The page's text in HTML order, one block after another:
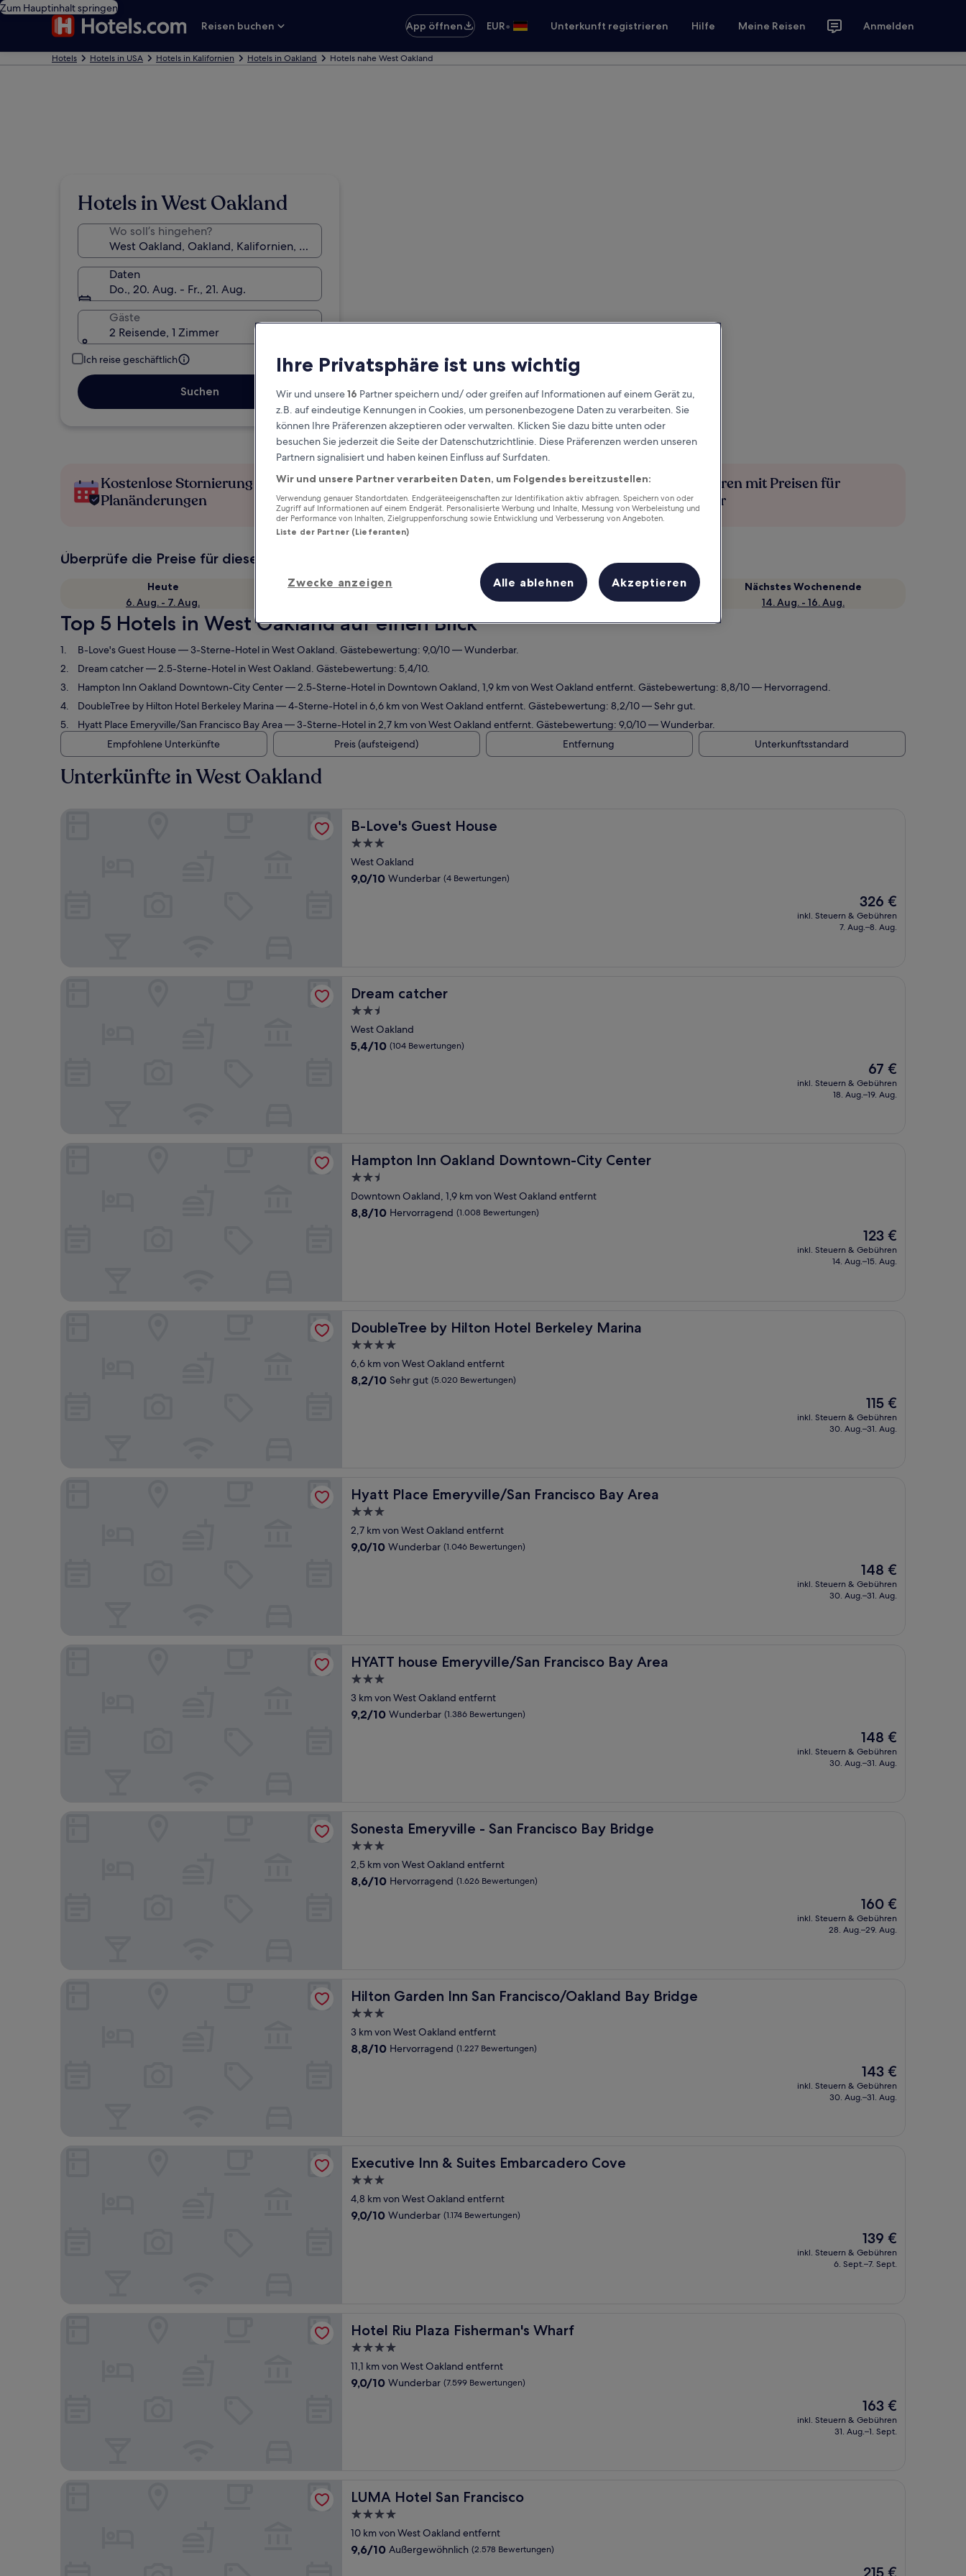
Zum Hauptinhalt springen
Reisen buchen
App öffnen EUR• Unterkunft registrieren Hilfe Meine Reisen Anmelden
Hotels Hotels in USA Hotels in Kalifornien Hotels in Oakland Hotels nahe West Oakland
Hotels in West Oakland
Wo soll’s hingehen?
Daten
Do., 20. Aug. - Fr., 21. Aug.
Gäste
2 Reisende, 1 Zimmer
Ich reise geschäftlich
Suchen
Kostenlose Stornierung bei
Planänderungen
Verdiene Prämien für jede
wahrgenommene Übernachtung
Mehr sparen mit Preisen für
Mitglieder
Überprüfe die Preise für diese Daten
Heute
6. Aug. - 7. Aug.
Morgen
Dieses Wochenende
7. Aug. - 9. Aug.
Nächstes Wochenende
14. Aug. - 16. Aug.
Top 5 Hotels in West Oakland auf einen Blick
B-Love's Guest House— 3-Sterne-Hotel in West Oakland. Gästebewertung: 9,0/10 — Wunderbar.
Dream catcher— 2.5-Sterne-Hotel in West Oakland. Gästebewertung: 5,4/10.
Hampton Inn Oakland Downtown-City Center— 2.5-Sterne-Hotel in Downtown Oakland, 1,9 km von West Oakland entfernt. Gästebewertung: 8,8/10 — Hervorragend.
DoubleTree by Hilton Hotel Berkeley Marina— 4-Sterne-Hotel in 6,6 km von West Oakland entfernt. Gästebewertung: 8,2/10 — Sehr gut.
Hyatt Place Emeryville/San Francisco Bay Area— 3-Sterne-Hotel in 2,7 km von West Oakland entfernt. Gästebewertung: 9,0/10 — Wunderbar.
Empfohlene Unterkünfte
Preis (aufsteigend) Entfernung Unterkunftsstandard
Unterkünfte in West Oakland
B-Love's Guest House
B-Love's Guest House
3.0-
Sterne-
Unterkunft
West Oakland
9.0
9,0/10 Wunderbar (4 Bewertungen)
Der
Preis
beträgt
326 €
inkl. Steuern & Gebühren
7. Aug.–8. Aug.
Dream catcher
Dream catcher
2.5-
Sterne-
Unterkunft
West Oakland
5.4
5,4/10 (104 Bewertungen)
Der
Preis
beträgt
67 €
inkl. Steuern & Gebühren
18. Aug.–19. Aug.
Dream catcher
Hampton Inn Oakland Downtown-City Center
Hampton Inn Oakland Downtown-City Center
2.5-
Sterne-
Unterkunft
Downtown Oakland, 1,9 km von West Oakland entfernt
8.8
8,8/10 Hervorragend (1.008 Bewertungen)
Der
Preis
beträgt
123 €
inkl. Steuern & Gebühren
14. Aug.–15. Aug.
DoubleTree by Hilton Hotel Berkeley Marina
DoubleTree by Hilton Hotel Berkeley Marina
4.0-
Sterne-
Unterkunft
6,6 km von West Oakland entfernt
8.2
8,2/10 Sehr gut (5.020 Bewertungen)
Der
Preis
beträgt
115 €
inkl. Steuern & Gebühren
30. Aug.–31. Aug.
DoubleTree by Hilton Hotel Berkeley Marina
Hyatt Place Emeryville/San Francisco Bay Area
Hyatt Place Emeryville/San Francisco Bay Area
3.0-
Sterne-
Unterkunft
2,7 km von West Oakland entfernt
9.0
9,0/10 Wunderbar (1.046 Bewertungen)
Der
Preis
beträgt
148 €
inkl. Steuern & Gebühren
30. Aug.–31. Aug.
HYATT house Emeryville/San Francisco Bay Area
HYATT house Emeryville/San Francisco Bay Area
3.0-
Sterne-
Unterkunft
3 km von West Oakland entfernt
9.2
9,2/10 Wunderbar (1.386 Bewertungen)
Der
Preis
beträgt
148 €
inkl. Steuern & Gebühren
30. Aug.–31. Aug.
HYATT house Emeryville/San Francisco Bay Area
Sonesta Emeryville - San Francisco Bay Bridge
Sonesta Emeryville - San Francisco Bay Bridge
3.0-
Sterne-
Unterkunft
2,5 km von West Oakland entfernt
8.6
8,6/10 Hervorragend (1.626 Bewertungen)
Der
Preis
beträgt
160 €
inkl. Steuern & Gebühren
28. Aug.–29. Aug.
Hilton Garden Inn San Francisco/Oakland Bay Bridge
Hilton Garden Inn San Francisco/Oakland Bay Bridge
3.0-
Sterne-
Unterkunft
3 km von West Oakland entfernt
8.8
8,8/10 Hervorragend (1.227 Bewertungen)
Der
Preis
beträgt
143 €
inkl. Steuern & Gebühren
30. Aug.–31. Aug.
Hilton Garden Inn San Francisco/Oakland Bay Bridge
Executive Inn & Suites Embarcadero Cove
Executive Inn & Suites Embarcadero Cove
3.0-
Sterne-
Unterkunft
4,8 km von West Oakland entfernt
9.0
9,0/10 Wunderbar (1.174 Bewertungen)
Der
Preis
beträgt
139 €
inkl. Steuern & Gebühren
6. Sept.–7. Sept.
Hotel Riu Plaza Fisherman's Wharf
Hotel Riu Plaza Fisherman's Wharf
4.0-
Sterne-
Unterkunft
11,1 km von West Oakland entfernt
9.0
9,0/10 Wunderbar (7.599 Bewertungen)
Der
Preis
beträgt
163 €
inkl. Steuern & Gebühren
31. Aug.–1. Sept.
Hotel Riu Plaza Fisherman's Wharf
LUMA Hotel San Francisco
LUMA Hotel San Francisco
4.0-
Sterne-
Unterkunft
10 km von West Oakland entfernt
9.6
9,6/10 Außergewöhnlich (2.578 Bewertungen)
Der
215 €
Ihre Privatsphäre ist uns wichtig
Wir und unsere16 Partner speichern und/ oder greifen auf Informationen auf einem Gerät zu,
z.B. auf eindeutige Kennungen in Cookies, um personenbezogene Daten zu verarbeiten. Sie
können Ihre Präferenzen akzeptieren oder verwalten. Klicken Sie dazu bitte unten oder
besuchen Sie jederzeit die Seite der Datenschutzrichtlinie. Diese Präferenzen werden unseren
Partnern signalisiert und haben keinen Einfluss auf Surfdaten.
Wir und unsere Partner verarbeiten Daten, um Folgendes bereitzustellen:
Verwendung genauer Standortdaten. Endgeräteeigenschaften zur Identifikation aktiv abfragen. Speichern von oder
Zugriff auf Informationen auf einem Endgerät. Personalisierte Werbung und Inhalte, Messung von Werbeleistung und
der Performance von Inhalten, Zielgruppenforschung sowie Entwicklung und Verbesserung von Angeboten.
Liste der Partner (Lieferanten)
Zwecke anzeigen Alle ablehnen Akzeptieren